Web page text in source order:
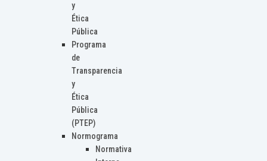
y
Ética
Pública
Programa
de
Transparencia
y
Ética
Pública
(PTEP)
Normograma
Normativa